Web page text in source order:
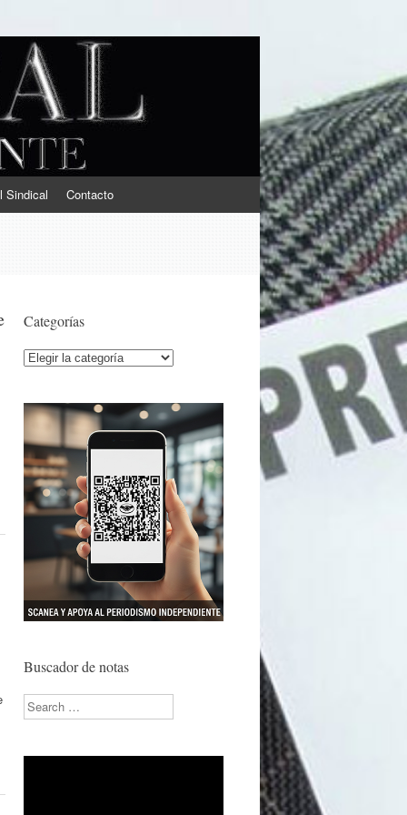
Sindical Contacto
Categorías
Categorías
Buscador de notas
Search